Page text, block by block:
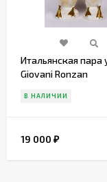
Итальянская пара
Giovani Ronzan
В НАЛИЧИИ
19 000 ₽